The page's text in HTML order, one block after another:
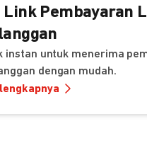
Link Pembayaran
instan untuk menerima
dengan mudah.